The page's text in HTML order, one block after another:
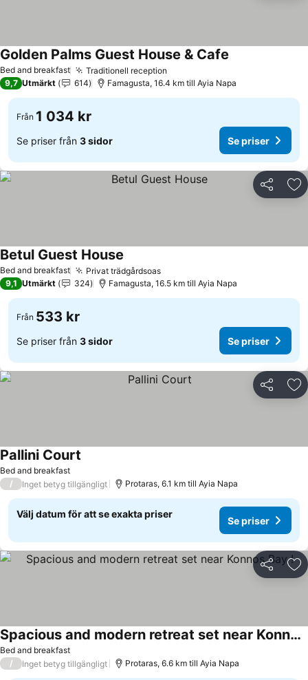
Bed and breakfast Traditionell reception
Golden Palms Guest House & Cafe
9,7 Utmärkt 614 Famagusta, 16.4 km till Ayia Napa
Från 1 034 kr
Se priser från 3 sidor Se priser
Dela
Bed and breakfast Privat trädgårdsoasSe priser
Betul Guest House
9,1 Utmärkt 324 Famagusta, 16.5 km till Ayia Napa
Från 533 kr
Se priser från 3 sidor Se priser
Dela
Bed and breakfast
Pallini Court
/ Inget betyg tillgängligt Protaras, 6.1 km till Ayia Napa
Välj datum för att se exakta priser
Se priser
Dela
Bed and breakfast
Spacious and modern retreat set near Konnos Bay !
Se priser
/ Inget betyg tillgängligt Protaras, 6.6 km till Ayia Napa